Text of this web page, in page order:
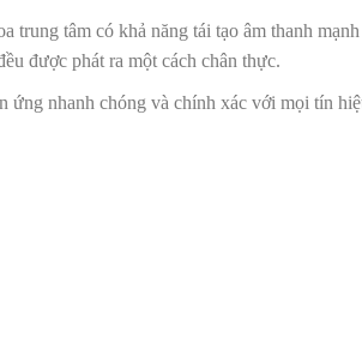
trung tâm có khả năng tái tạo âm thanh mạnh
được phát ra một cách chân thực.
nhanh chóng và chính xác với mọi tín